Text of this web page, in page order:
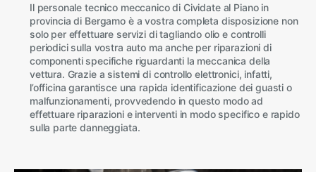
Il personale tecnico meccanico di Cividate al Piano in
provincia di Bergamo è a vostra completa disposizione non
solo per effettuare servizi di tagliando olio e controlli
periodici sulla vostra auto ma anche per riparazioni di
componenti specifiche riguardanti la meccanica della
vettura. Grazie a sistemi di controllo elettronici, infatti,
l’officina garantisce una rapida identificazione dei guasti o
malfunzionamenti, provvedendo in questo modo ad
effettuare riparazioni e interventi in modo specifico e rapido
sulla parte danneggiata.